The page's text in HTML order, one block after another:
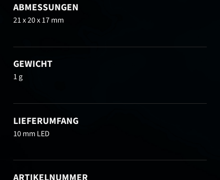
ABMESSUNGEN
21 x 20 x 17 mm
GEWICHT
1 g
LIEFERUMFANG
10 mm LED